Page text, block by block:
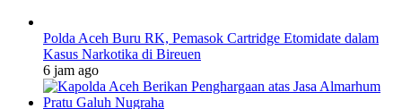
Polda Aceh Buru RK, Pemasok Cartridge Etomidate dalam
Kasus Narkotika di Bireuen
6 jam ago